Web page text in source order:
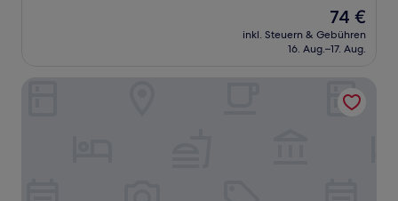
Der
Preis
beträgt
74 €
inkl. Steuern & Gebühren
16. Aug.–17. Aug.